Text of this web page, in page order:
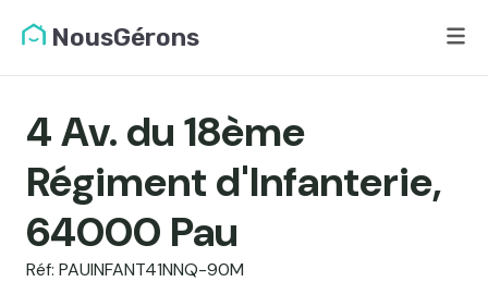
NousGérons
4 Av. du 18ème
Régiment d'Infanterie,
64000 Pau
Réf: PAUINFANT41NNQ-90M